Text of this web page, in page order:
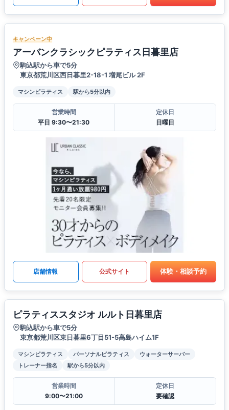
キャンペーン中
アーバンクラシックピラティス日暮里店
駒込駅から車で5分
東京都荒川区西日暮里2-18-1 増尾ビル 2F
マシンピラティス 駅から5分以内
営業時間
平日 9:30〜21:30
定休日
日曜日
店舗情報 公式サイト 体験・相談予約
ピラティススタジオ ルルト日暮里店
駒込駅から車で5分
東京都荒川区東日暮里6丁目51-5高島ハイム1F
マシンピラティス パーソナルピラティス
ウォーターサーバー
トレーナー指名
駅から5分以内
営業時間
9:00〜21:00
定休日
要確認